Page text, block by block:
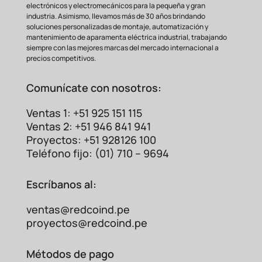
duradero. Entre sus características más
destacadas seencuentran:
Parámetro
Especificación
Potencia del
Tensión de
Monofásica 240 VAC
Tensión de
Salida
3 Fases, 0 – V entrada
Rango de
Frecuencia de 0.1 a 400 Hz
Características
subtensión y
¿Por Qué Comprar en
redcoind.pe?
En Redcoind , no solo te ofrecemos
electrónicos y electromecánicos para la pequeña y gran
industria. Asimismo, llevamos más de 30 años brindando
soluciones personalizadas de montaje, automatización y
mantenimiento de aparamenta eléctrica industrial, trabajando
siempre con las mejores marcas del mercado internacional a
precios competitivos.
Comunícate con nosotros:
Ventas 1: +51 925 151 115
Ventas 2: +51 946 841 941
Proyectos: +51 928126 100
Teléfono fijo: (01) 710 – 9694
Escríbanos al:
ventas@redcoind.pe
proyectos@redcoind.pe
Métodos de pago